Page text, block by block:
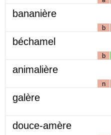
bananière
b
béchamel
b
animalière
n
galère
douce-amère